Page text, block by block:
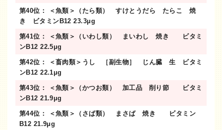
第40位： ＜魚類＞（たら類） すけとうだら たらこ 焼
き ビタミンB12 23.3μg
第41位： ＜魚類＞（いわし類） まいわし 焼き ビタミ
ンB12 22.5μg
第42位： ＜畜肉類＞うし ［副生物］ じん臓 生 ビタミ
ンB12 22.1μg
第43位： ＜魚類＞（かつお類） 加工品 削り節 ビタミ
ンB12 21.9μg
第44位： ＜魚類＞（さば類） まさば 焼き ビタミン
B12 21.9μg